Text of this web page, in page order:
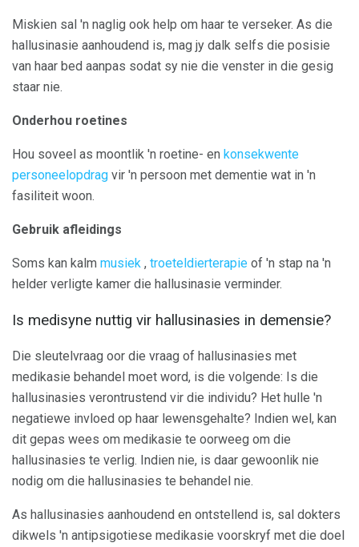
Miskien sal 'n naglig ook help om haar te verseker. As die
hallusinasie aanhoudend is, mag jy dalk selfs die posisie
van haar bed aanpas sodat sy nie die venster in die gesig
staar nie.
Onderhou roetines
Hou soveel as moontlik 'n roetine- en konsekwente
personeelopdrag vir 'n persoon met dementie wat in 'n
fasiliteit woon.
Gebruik afleidings
Soms kan kalm musiek , troeteldierterapie of 'n stap na 'n
helder verligte kamer die hallusinasie verminder.
Is medisyne nuttig vir hallusinasies in demensie?
Die sleutelvraag oor die vraag of hallusinasies met
medikasie behandel moet word, is die volgende: Is die
hallusinasies verontrustend vir die individu? Het hulle 'n
negatiewe invloed op haar lewensgehalte? Indien wel, kan
dit gepas wees om medikasie te oorweeg om die
hallusinasies te verlig. Indien nie, is daar gewoonlik nie
nodig om die hallusinasies te behandel nie.
As hallusinasies aanhoudend en ontstellend is, sal dokters
dikwels 'n antipsigotiese medikasie voorskryf met die doel